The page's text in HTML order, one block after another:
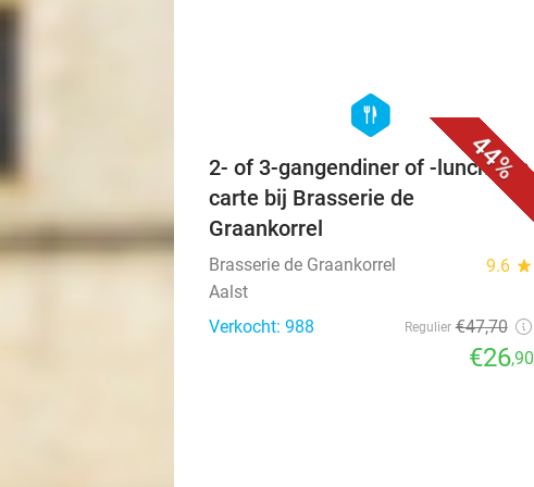
44%
hexagon
food
2- of 3-gangendiner of -lunch à la
carte bij Brasserie de
Graankorrel
Brasserie de Graankorrel 9.6 star
Aalst
Verkocht: 988
Regulier €47,70
€26,90